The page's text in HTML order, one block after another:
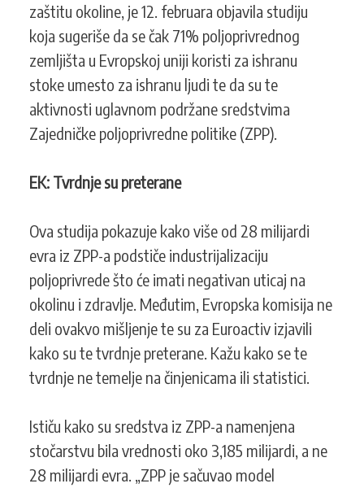
zaštitu okoline, je 12. februara objavila studiju
koja sugeriše da se čak 71% poljoprivrednog
zemljišta u Evropskoj uniji koristi za ishranu
stoke umesto za ishranu ljudi te da su te
aktivnosti uglavnom podržane sredstvima
Zajedničke poljoprivredne politike (ZPP).
EK: Tvrdnje su preterane
Ova studija pokazuje kako više od 28 milijardi
evra iz ZPP-a podstiče industrijalizaciju
poljoprivrede što će imati negativan uticaj na
okolinu i zdravlje. Međutim, Evropska komisija ne
deli ovakvo mišljenje te su za Euroactiv izjavili
kako su te tvrdnje preterane. Kažu kako se te
tvrdnje ne temelje na činjenicama ili statistici.
Ističu kako su sredstva iz ZPP-a namenjena
stočarstvu bila vrednosti oko 3,185 milijardi, a ne
28 milijardi evra. „ZPP je sačuvao model